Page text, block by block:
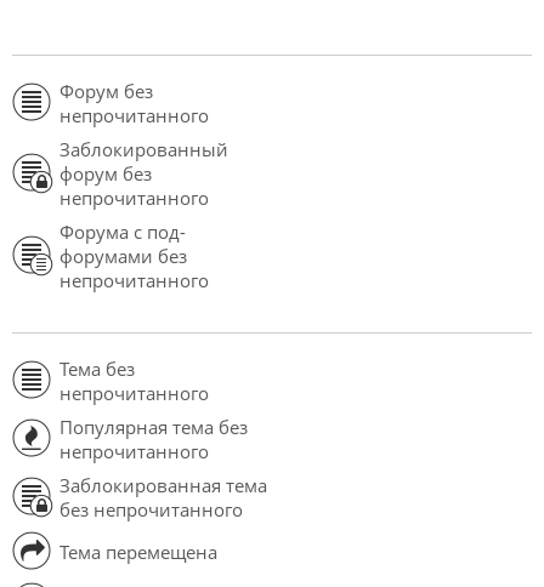
Форум без
непрочитанного
Заблокированный
форум без
непрочитанного
Форума с под-
форумами без
непрочитанного
Тема без
непрочитанного
Популярная тема без
непрочитанного
Заблокированная тема
без непрочитанного
Тема перемещена